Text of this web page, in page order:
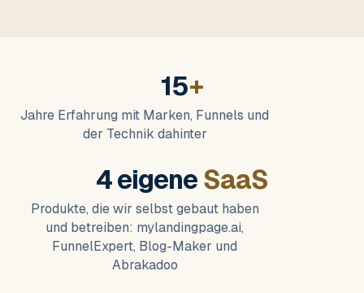
15+
Jahre Erfahrung mit Marken, Funnels und
der Technik dahinter
4 eigeneSaaS
Produkte, die wir selbst gebaut haben
und betreiben: mylandingpage.ai,
FunnelExpert, Blog-Maker und
Abrakadoo